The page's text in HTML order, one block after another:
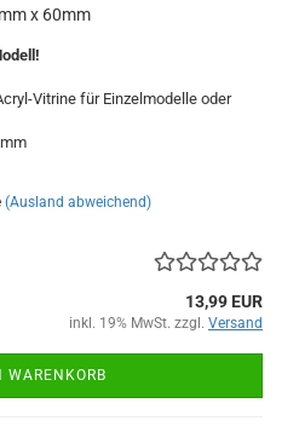
x 60mm
Vitrine für Einzelmodelle oder
(Ausland abweichend)
13,99 EUR
inkl. 19% MwSt. zzgl. Versand
WARENKORB